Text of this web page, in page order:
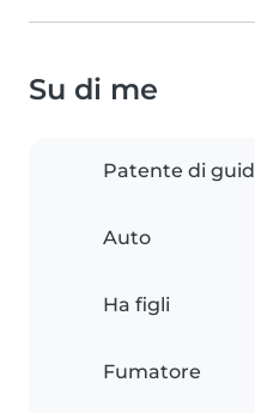
Su di me
Patente di
Auto
Ha figli
Fumatore